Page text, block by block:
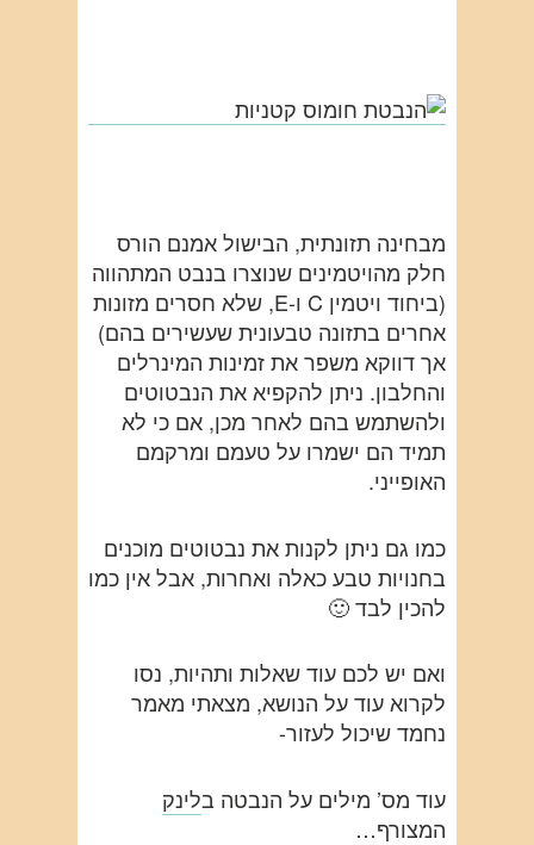
מבחינה תזונתית, הבישול אמנם הורס
חלק מהויטמינים שנוצרו בנבט המתהווה
(ביחוד ויטמין C ו-E, שלא חסרים מזונות
אחרים בתזונה טבעונית שעשירים בהם)
אך דווקא משפר את זמינות המינרלים
והחלבון. ניתן להקפיא את הנבטוטים
ולהשתמש בהם לאחר מכן, אם כי לא
תמיד הם ישמרו על טעמם ומרקמם
האופייני.
כמו גם ניתן לקנות את נבטוטים מוכנים
בחנויות טבע כאלה ואחרות, אבל אין כמו
להכין לבד 🙂
ואם יש לכם עוד שאלות ותהיות, נסו
לקרוא עוד על הנושא, מצאתי מאמר
נחמד שיכול לעזור-
עוד מס’ מילים על הנבטה בלינק
המצורף…